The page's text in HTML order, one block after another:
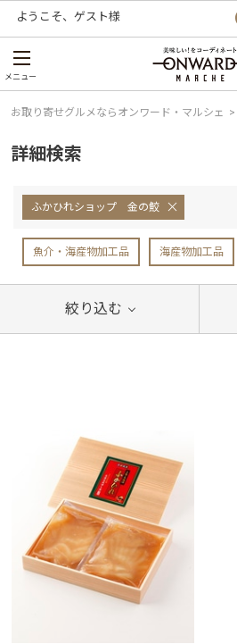
ようこそ、 ゲスト様
メニュー
お取り寄せグルメならオンワード・マルシェ >
詳細検索
ふかひれショップ 金の鮫
魚介・海産物加工品 海産物加工品
絞り込む